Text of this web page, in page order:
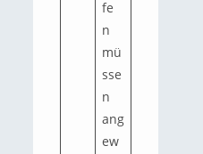
fe
n
mü
sse
n
ang
ew